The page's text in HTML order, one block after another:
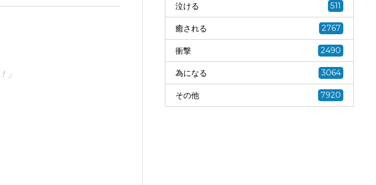
」
泣ける 511
癒される 2767
衝撃 2490
為になる 3064
その他 7920